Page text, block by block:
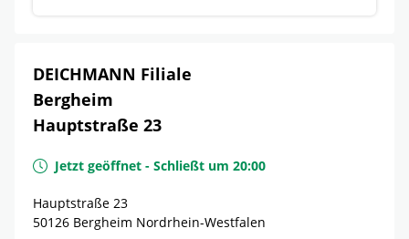
DEICHMANN Filiale
Bergheim
Hauptstraße 23
Jetzt geöffnet - Schließt um 20:00
Hauptstraße 23
50126 Bergheim Nordrhein-Westfalen